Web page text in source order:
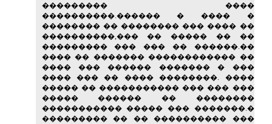
��������� ����
����������.������ � ���� �
�������� �� �������� ��� ���� ��
����������,��� �� ����� �� ��
��������� ��� ��� �� ������.��
���� �� ������� ������������ ��
���� ��� ������ ������� � ���
���� ��� �� ���� ��������. ����
����� �� ����������� ��� ��� ���
����� ������ �� ��������
����������� ����� ��� �������.�
��������� �� �� ���������� ���